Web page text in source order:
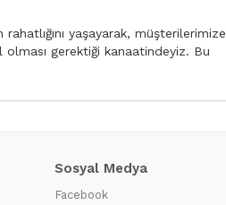
yaşayarak, müşterilerimize
gerektiği kanaatindeyiz. Bu
Sosyal Medya
Facebook